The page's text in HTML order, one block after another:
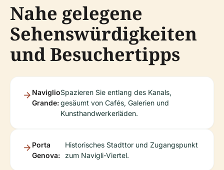
Nahe gelegene
Sehenswürdigkeiten
und Besuchertipps
Naviglio
Grande:
Spazieren Sie entlang des Kanals,
gesäumt von Cafés, Galerien und
Kunsthandwerkerläden.
Porta
Genova:
Historisches Stadttor und Zugangspunkt
zum Navigli-Viertel.